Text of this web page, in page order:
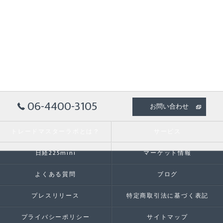
06-4400-3105 お問い合わせ
日経225mini マーケット情報
よくある質問 ブログ
プレスリリース 特定商取引法に基づく表記
プライバシーポリシー サイトマップ